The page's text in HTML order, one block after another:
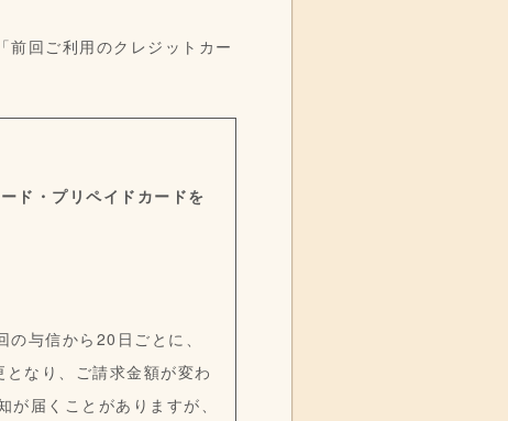
回ご利用のクレジットカー
ド・プリペイドカードを
与信から20日ごとに、
なり、ご請求金額が変わ
届くことがありますが、